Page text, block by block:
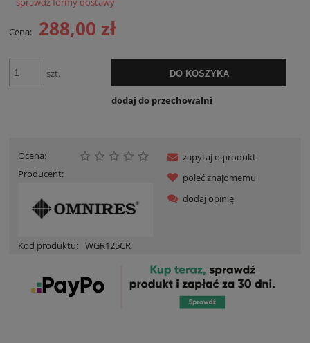
Cena nie zawiera ewentualnych kosztów płatności
Cena: 288,00 zł
szt. DO KOSZYKA
dodaj do przechowalni
Ocena:
Producent:
Kod produktu: WGR125CR
zapytaj o produkt
poleć znajomemu
dodaj opinię